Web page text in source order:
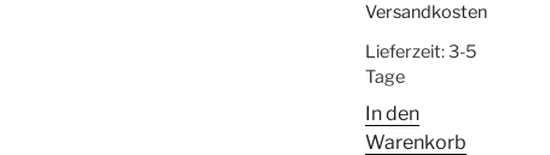
Versandkosten
Lieferzeit:3-5
Tage
In den
Warenkorb